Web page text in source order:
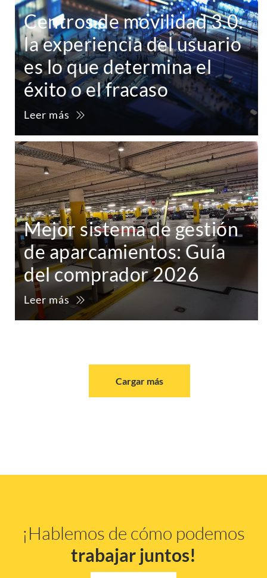
Centros de movilidad 3.0:
la experiencia del usuario
es lo que determina el
éxito o el fracaso
Leer más
Mejor sistema de gestión
de aparcamientos: Guía
del comprador 2026
Leer más
Cargar más
¡Hablemos de cómo podemos
trabajar juntos!